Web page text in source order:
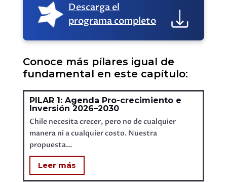
Descarga el
programa completo
Conoce más pílares igual de
fundamental en este capítulo:
PILAR 1: Agenda Pro-crecimiento e
Inversión 2026–2030
Chile necesita crecer, pero no de cualquier
manera ni a cualquier costo. Nuestra
propuesta...
Leer más